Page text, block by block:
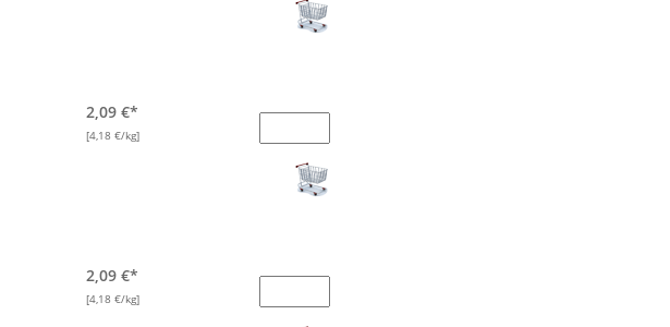
2,09 €*
[4,18 €/kg]
2,09 €*
[4,18 €/kg]